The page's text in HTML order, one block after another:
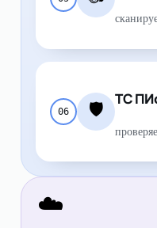
06 🛡
ТС
☁️